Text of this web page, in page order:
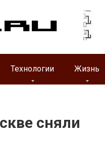
Технологии Жизнь
сняли